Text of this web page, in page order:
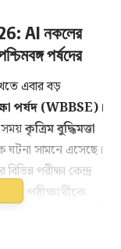
AI নকলের
পর্ষদের
এবার বড়
পর্ষদ (WBBSE) ।
সময়কৃত্রিম বুদ্ধিমত্তা
ঘটনা সামনে এসেছে।
পরীক্ষা কেন্দ্র
পরীক্ষার্থীকে
এমনকি